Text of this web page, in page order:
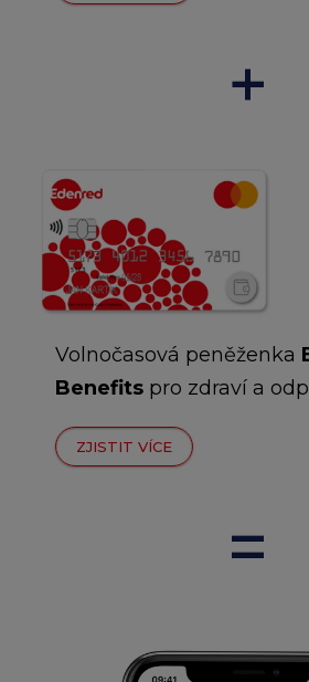
+
Volnočasová peněženka
Benefits pro zdraví a
ZJISTIT VÍCE
=